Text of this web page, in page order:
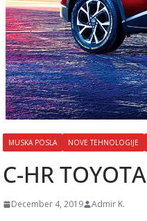
MUSKA POSLA NOVE TEHNOLOGIJE
C-HR TOYOTA
December 4, 2019 Admir K.